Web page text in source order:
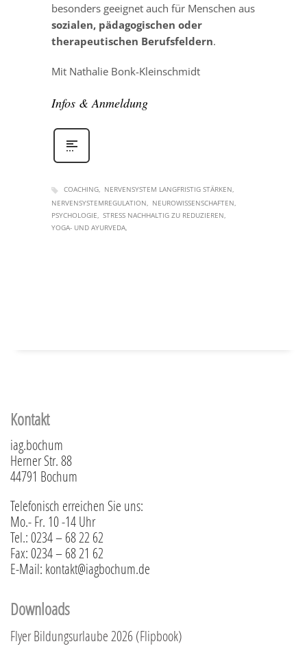
besonders geeignet auch für Menschen aus
sozialen, pädagogischen oder
therapeutischen Berufsfeldern.
Mit Nathalie Bonk-Kleinschmidt
Infos & Anmeldung
COACHING
NERVENSYSTEM LANGFRISTIG STÄRKEN
NERVENSYSTEMREGULATION
NEUROWISSENSCHAFTEN
PSYCHOLOGIE
STRESS NACHHALTIG ZU REDUZIEREN
YOGA- UND AYURVEDA
Kontakt
iag.bochum
Herner Str. 88
44791 Bochum
Telefonisch erreichen Sie uns:
Mo.- Fr. 10 -14 Uhr
Tel.: 0234 – 68 22 62
Fax: 0234 – 68 21 62
E-Mail: kontakt@iagbochum.de
Downloads
Flyer Bildungsurlaube 2026 (Flipbook)